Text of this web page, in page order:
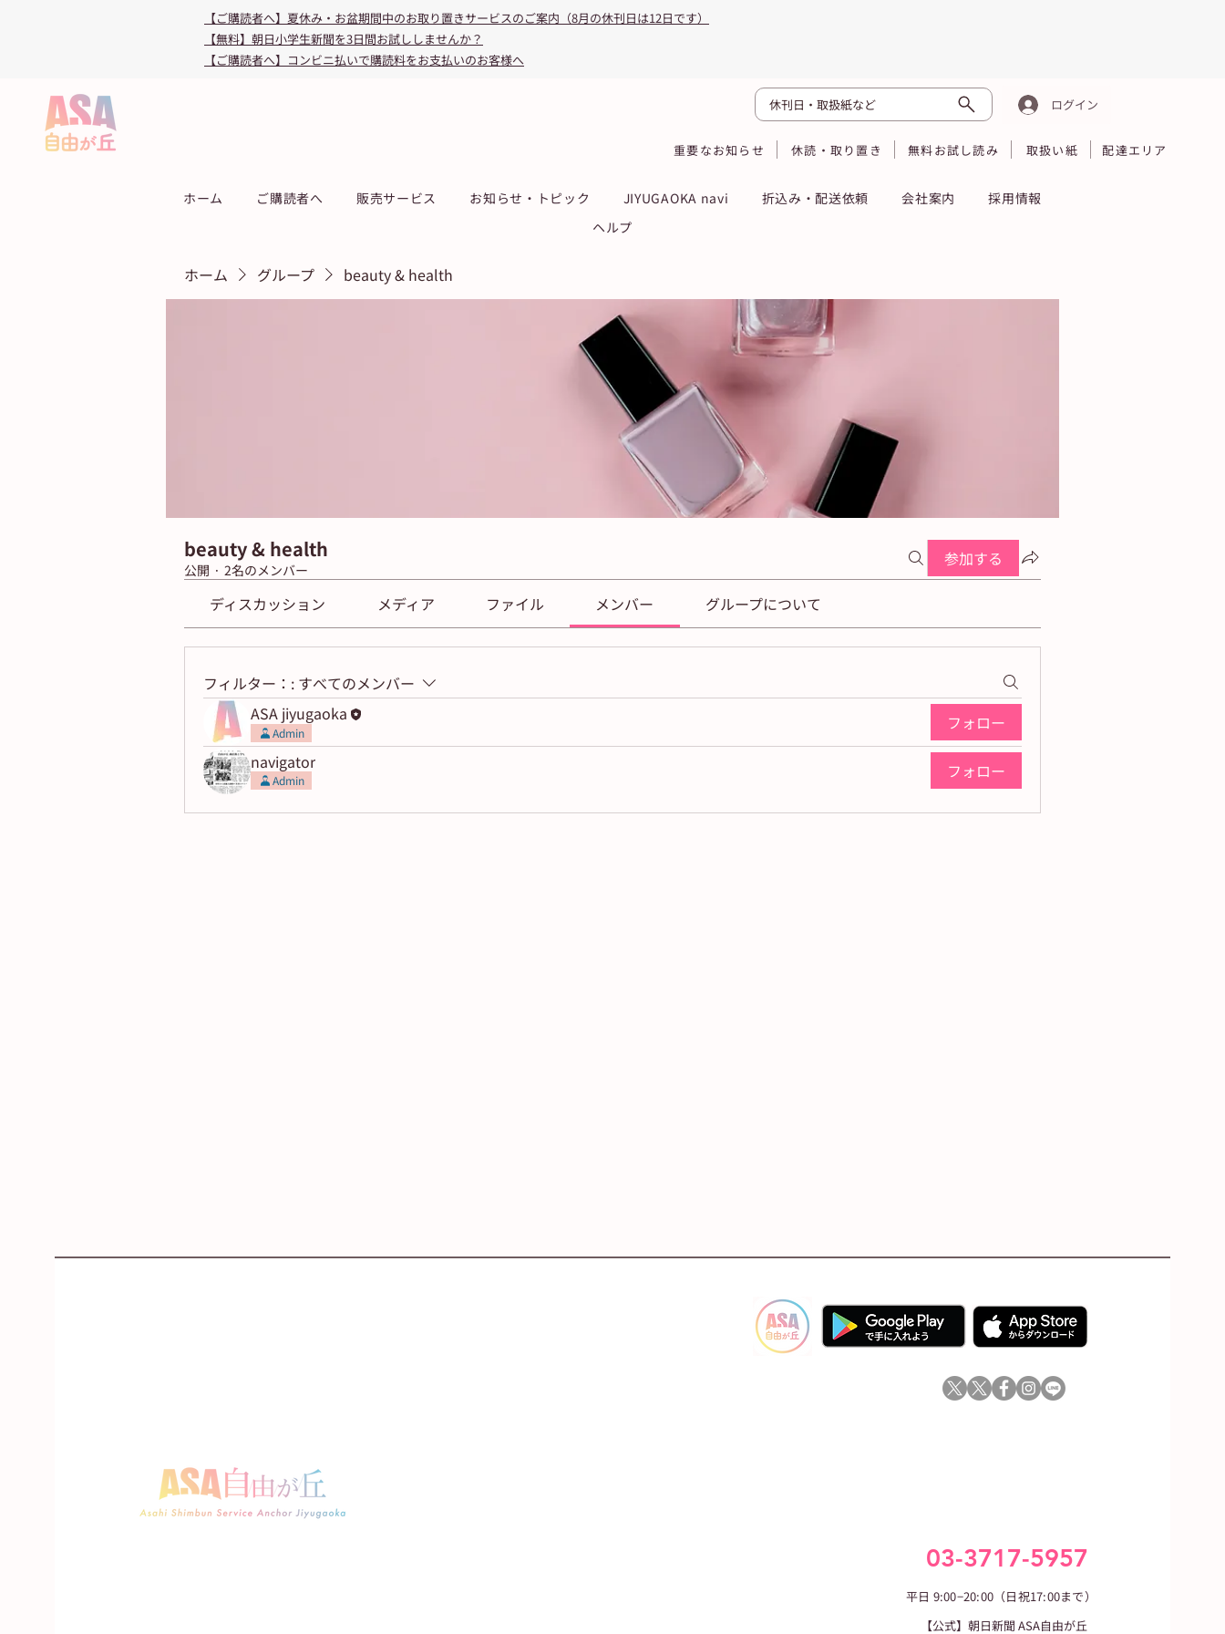
【ご購読者へ】夏休み・お盆期間中のお取り置きサービスのご案内（8月の休刊日は12日です）
【無料】朝日小学生新聞を3日間お試ししませんか？
【ご購読者へ】コンビニ払いで購読料をお支払いのお客様へ
休刊日・取扱紙など ログイン
重要なお知らせ 休読・取り置き 無料お試し読み 取扱い紙 配達エリア
ホーム ご購読者へ 販売サービス お知らせ・トピック JIYUGAOKA navi 折込み・配送依頼 会社案内
採用情報
ヘルプ
ホーム グループ beauty & health
beauty & health
公開 · 2名のメンバー
参加する
ディスカッション メディア ファイル メンバー グループについて
フィルター：: すべてのメンバー
ASA jiyugaoka
Admin
フォロー
navigator
Admin フォロー
03-3717-5957
平日 9:00−20:00（日祝17:00まで）
【公式】朝日新聞 ASA自由が丘